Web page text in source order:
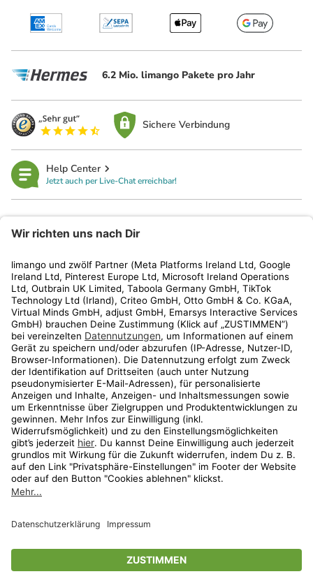
6.2 Mio. limango Pakete pro Jahr
Sichere Verbindung
Help Center
Jetzt auch per Live-Chat erreichbar!
Kundenservice
Shop
Aktionen
Travel